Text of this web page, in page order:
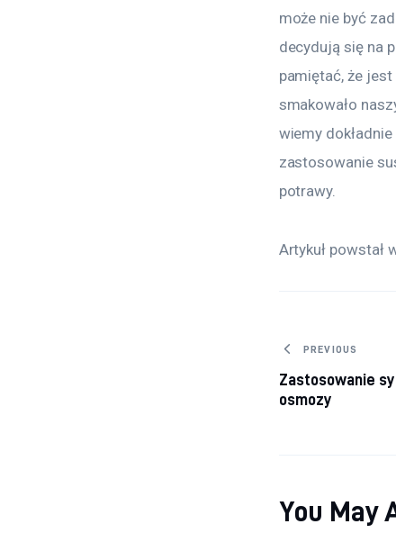
może nie być
decydują się na
pamiętać, że
smakowało
wiemy
zastosowanie
potrawy.
Artykuł powstał
PREVIOUS
Zastosowanie
osmozy
You May